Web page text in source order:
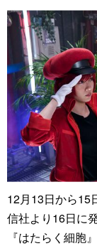
12月13日から15
信社より16日に
『はたらく細胞